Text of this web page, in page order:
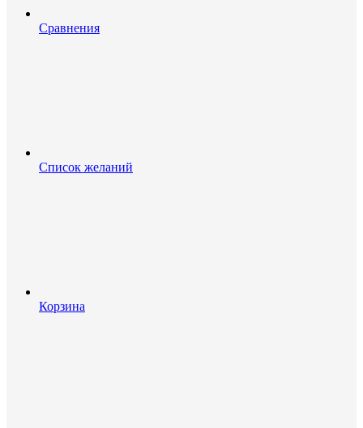
Сравнения
Список желаний
Корзина